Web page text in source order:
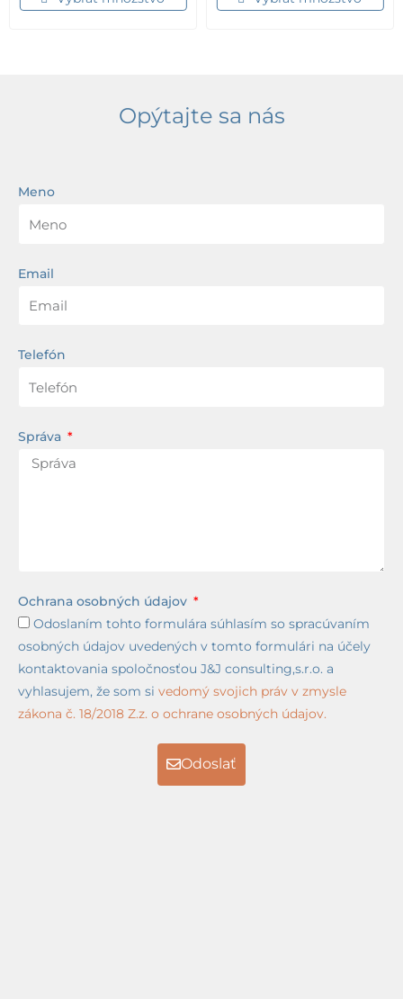
Opýtajte sa nás
Meno
Email
Telefón
Správa
Ochrana osobných údajov
Odoslaním tohto formulára súhlasím so spracúvaním
osobných údajov uvedených v tomto formulári na účely
kontaktovania spoločnosťou J&J consulting,s.r.o. a
vyhlasujem, že som si vedomý svojich práv v zmysle
zákona č. 18/2018 Z.z. o ochrane osobných údajov.
Odoslať